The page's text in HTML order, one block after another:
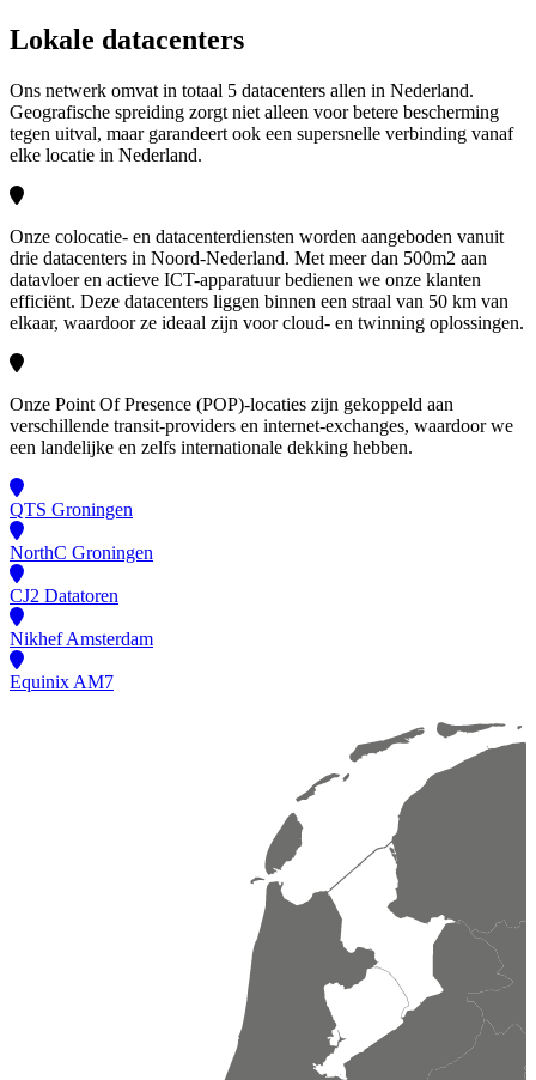
Lokale datacenters
Ons netwerk omvat in totaal 5 datacenters allen in Nederland.
Geografische spreiding zorgt niet alleen voor betere bescherming
tegen uitval, maar garandeert ook een supersnelle verbinding vanaf
elke locatie in Nederland.
Onze colocatie- en datacenterdiensten worden aangeboden vanuit
drie datacenters in Noord-Nederland. Met meer dan 500m2 aan
datavloer en actieve ICT-apparatuur bedienen we onze klanten
efficiënt. Deze datacenters liggen binnen een straal van 50 km van
elkaar, waardoor ze ideaal zijn voor cloud- en twinning oplossingen.
Onze Point Of Presence (POP)-locaties zijn gekoppeld aan
verschillende transit-providers en internet-exchanges, waardoor we
een landelijke en zelfs internationale dekking hebben.
QTS Groningen
NorthC Groningen
CJ2 Datatoren
Nikhef Amsterdam
Equinix AM7